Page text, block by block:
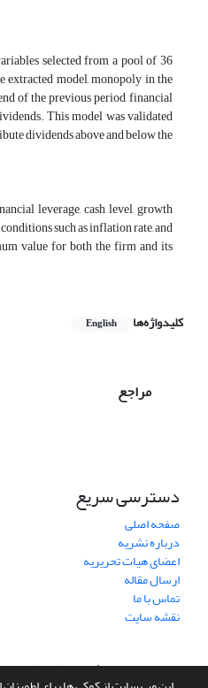
selected from a pool of 36
model, monopoly in the
of the previous period, financial
This model was validated
dividends above and below the
leverage, cash level, growth
such as inflation rate, and
value for both the firm and its
کلیدواژه‌ها English
مراجع
دسترسی سریع
صفحه اصلی
درباره نشریه
اعضای هیات تحریریه
ارسال مقاله
تماس با ما
نقشه سایت
سامانه مدیریت نشریات علمی.طراحی